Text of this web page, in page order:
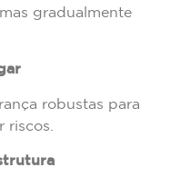
gradualmente
robustas para
riscos.